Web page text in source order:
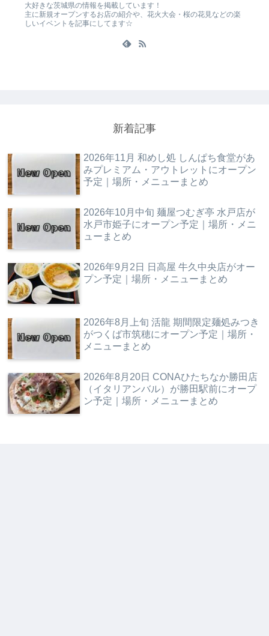
大好きな茨城県の情報を掲載しています！
主に新規オープンするお店の紹介や、花火大会・桜の花見などの楽
しいイベントを記事にしてます☆
新着記事
2026年11月 和めし処 しんぱち食堂があ
みプレミアム・アウトレットにオープン
予定｜場所・メニューまとめ
2026年10月中旬 麺屋つむぎ亭 水戸店が
水戸市姫子にオープン予定｜場所・メニ
ューまとめ
2026年9月2日 日高屋 牛久中央店がオー
プン予定｜場所・メニューまとめ
2026年8月上旬 活龍 期間限定麺処みつき
がつくば市筑穂にオープン予定｜場所・
メニューまとめ
2026年8月20日 CONAひたちなか勝田店
（イタリアンバル）が勝田駅前にオープ
ン予定｜場所・メニューまとめ